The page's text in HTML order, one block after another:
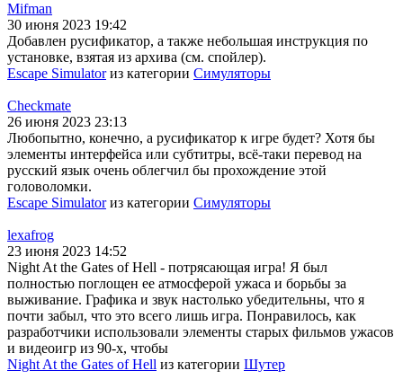
Mifman
30 июня 2023 19:42
Добавлен русификатор, а также небольшая инструкция по
установке, взятая из архива (см. спойлер).
Escape Simulatorиз категории Симуляторы
Checkmate
26 июня 2023 23:13
Любопытно, конечно, а русификатор к игре будет? Хотя бы
элементы интерфейса или субтитры, всё-таки перевод на
русский язык очень облегчил бы прохождение этой
головоломки.
Escape Simulatorиз категории Симуляторы
lexafrog
23 июня 2023 14:52
Night At the Gates of Hell - потрясающая игра! Я был
полностью поглощен ее атмосферой ужаса и борьбы за
выживание. Графика и звук настолько убедительны, что я
почти забыл, что это всего лишь игра. Понравилось, как
разработчики использовали элементы старых фильмов ужасов
и видеоигр из 90-х, чтобы
Night At the Gates of Hell из категории Шутер